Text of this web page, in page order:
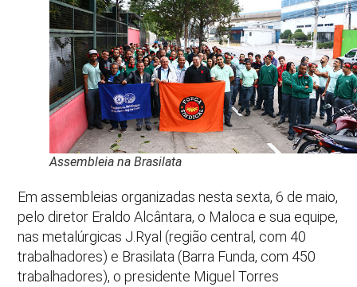
Assembleia na Brasilata
Em assembleias organizadas nesta sexta, 6 de maio,
pelo diretor Eraldo Alcântara, o Maloca e sua equipe,
nas metalúrgicas J.Ryal (região central, com 40
trabalhadores) e Brasilata (Barra Funda, com 450
trabalhadores), o presidente Miguel Torres